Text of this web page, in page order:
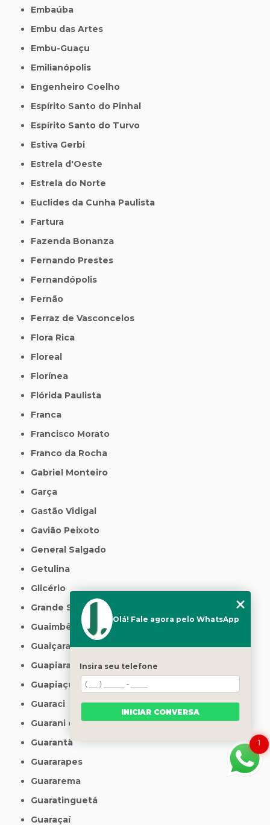
Embaúba
Embu das Artes
Embu-Guaçu
Emilianópolis
Engenheiro Coelho
Espírito Santo do Pinhal
Espírito Santo do Turvo
Estiva Gerbi
Estrela d'Oeste
Estrela do Norte
Euclides da Cunha Paulista
Fartura
Fazenda Bonanza
Fernando Prestes
Fernandópolis
Fernão
Ferraz de Vasconcelos
Flora Rica
Floreal
Florínea
Flórida Paulista
Franca
Francisco Morato
Franco da Rocha
Gabriel Monteiro
Garça
Gastão Vidigal
Gavião Peixoto
General Salgado
Getulina
Glicério
Grande São Paulo
Guaimbê
Guaiçara
Guapiara
Guapiaçu
Guaraci
Guarani d'Oeste
Guarantã
Guararapes
Guararema
Guaratinguetá
Guaraçaí
1
Olá! Fale agora pelo WhatsApp
Insira seu telefone
INICIAR CONVERSA